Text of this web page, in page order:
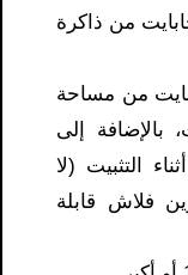
العشوائي: 4 جيجابايت من ذاكرة
الصلب: 4 جيجابايت من مساحة
بالإضافة إلى
التثبيت (لا
فلاش قابلة